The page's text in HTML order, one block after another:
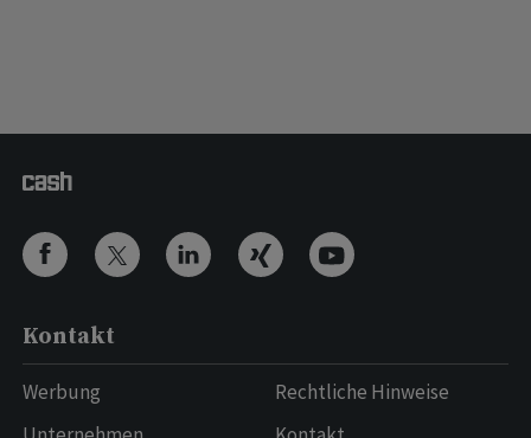
Kontakt
Werbung
Rechtliche Hinweise